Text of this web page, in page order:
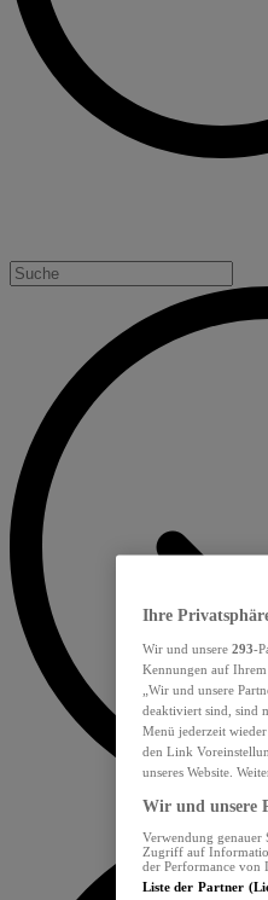
Ihre
Wir und unsere 293-
Kennungen auf
„Wir und unsere
deaktiviert sind, sind
Menü jederzeit
den Link
unseres Website.
Wir und unsere
Verwendung
Zugriff auf
der Performance von
Liste der Partner